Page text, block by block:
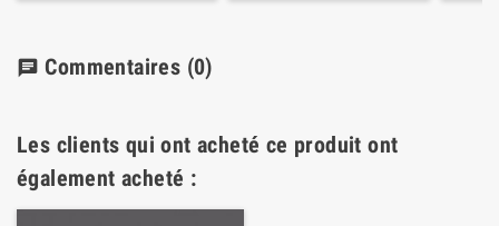
chat Commentaires (0)
Les clients qui ont acheté ce produit ont
également acheté :